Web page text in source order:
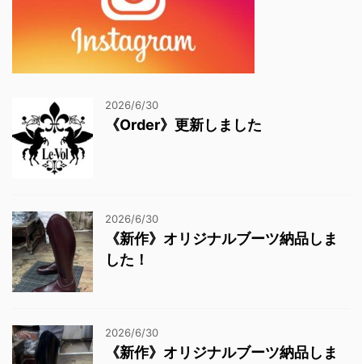
2026/6/30
《Order》更新しました
2026/6/30
《新作》オリジナルブーツ納品しま
した！
2026/6/30
《新作》オリジナルブーツ納品しま